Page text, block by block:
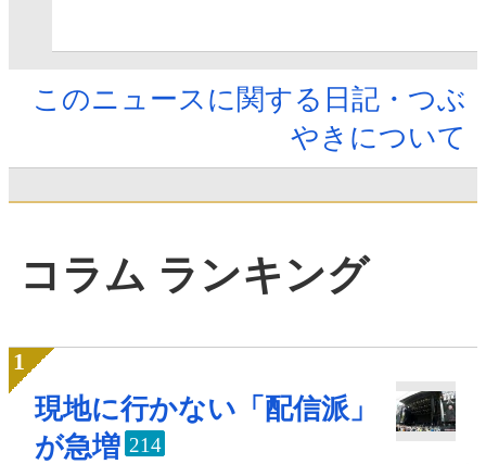
このニュースに関する日記・つぶ
やきについて
コラム ランキング
現地に行かない「配信派」
が急増 214